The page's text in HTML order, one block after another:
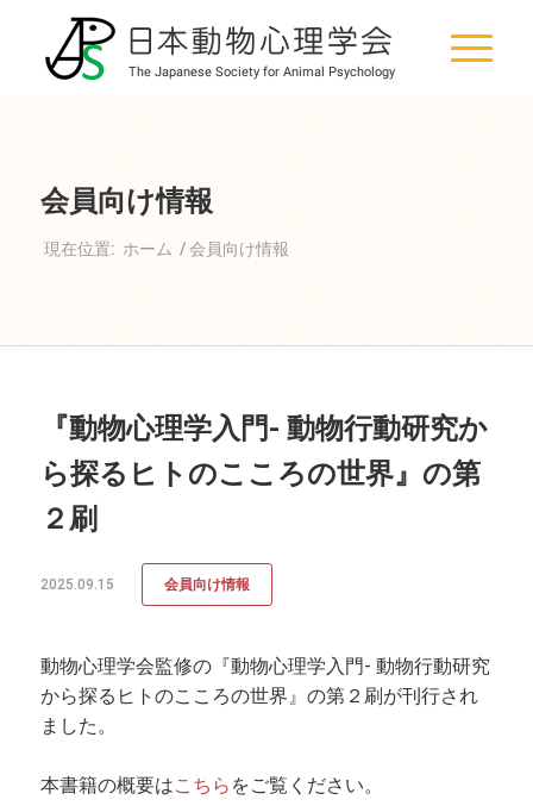
会員向け情報
現在位置: ホーム /会員向け情報
『動物心理学入門- 動物行動研究か
ら探るヒトのこころの世界』の第
２刷
2025.09.15 会員向け情報
動物心理学会監修の『動物心理学入門- 動物行動研究
から探るヒトのこころの世界』の第２刷が刊行され
ました。
本書籍の概要はこちら をご覧ください。